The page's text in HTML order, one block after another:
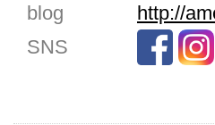
ベビール
禁煙
予約可
blog
http://
SNS